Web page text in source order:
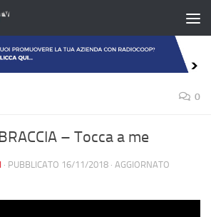
0
– Tocca a me
· PUBBLICATO 16/11/2018 · AGGIORNATO